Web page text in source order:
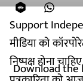
Support
मीडिया को
निष्पक्ष होना
Download